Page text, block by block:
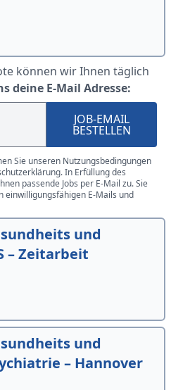
können wir Ihnen täglich
deine E-Mail Adresse:
JOB-EMAIL
BESTELLEN
Sie unseren Nutzungsbedingungen
In Erfüllung des
passende Jobs per E-Mail zu. Sie
einwilligungsfähigen E-Mails und
und
– Zeitarbeit
und
– Hannover